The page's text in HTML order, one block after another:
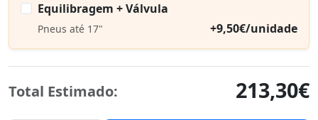
Equilibragem + Válvula
Pneus até 17" +9,50€/unidade
Total Estimado: 213,30€